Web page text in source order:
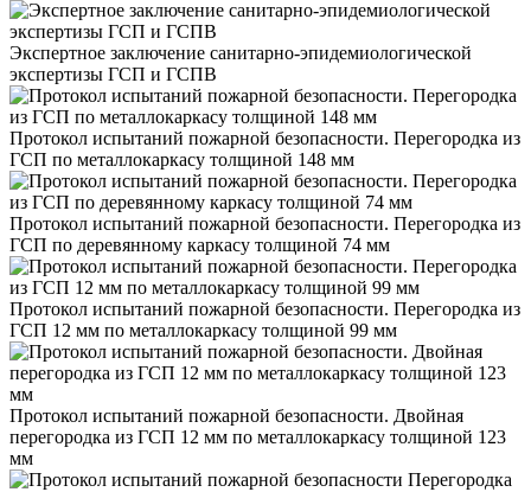
Экспертное заключение санитарно-эпидемиологической
экспертизы ГСП и ГСПВ
Протокол испытаний пожарной безопасности. Перегородка из
ГСП по металлокаркасу толщиной 148 мм
Протокол испытаний пожарной безопасности. Перегородка из
ГСП по деревянному каркасу толщиной 74 мм
Протокол испытаний пожарной безопасности. Перегородка из
ГСП 12 мм по металлокаркасу толщиной 99 мм
Протокол испытаний пожарной безопасности. Двойная
перегородка из ГСП 12 мм по металлокаркасу толщиной 123
мм